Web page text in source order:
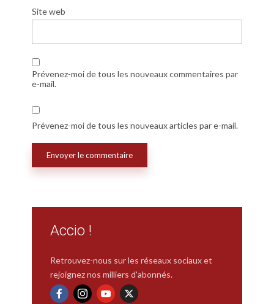
Site web
Prévenez-moi de tous les nouveaux commentaires par
e-mail.
Prévenez-moi de tous les nouveaux articles par e-mail.
Accio !
Retrouvez-nous sur les réseaux sociaux et
rejoignez nos milliers d'abonnés.